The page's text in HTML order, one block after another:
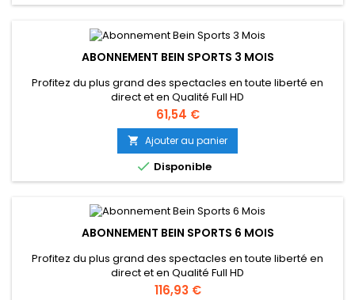
ABONNEMENT BEIN SPORTS 3 MOIS
Profitez du plus grand des spectacles en toute liberté en
direct et en Qualité Full HD
Prix
61,54 €
 Ajouter au panier
 Disponible
ABONNEMENT BEIN SPORTS 6 MOIS
Profitez du plus grand des spectacles en toute liberté en
direct et en Qualité Full HD
Prix
116,93 €